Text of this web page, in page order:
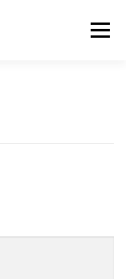
メニュー